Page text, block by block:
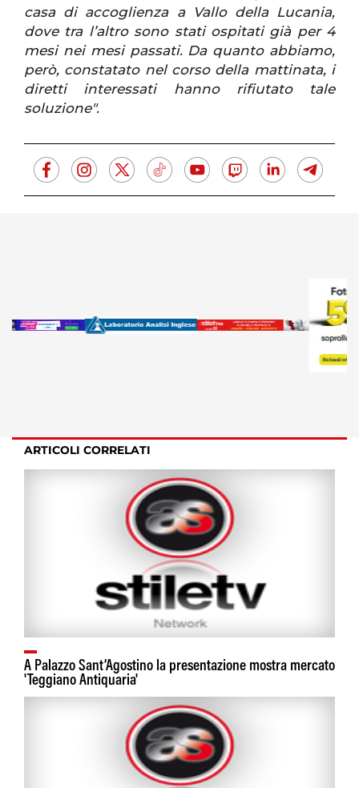
casa di accoglienza a Vallo della Lucania,
dove tra l’altro sono stati ospitati già per 4
mesi nei mesi passati. Da quanto abbiamo,
però, constatato nel corso della mattinata, i
diretti interessati hanno rifiutato tale
soluzione".
ARTICOLI CORRELATI
A Palazzo Sant’Agostino la presentazione mostra mercato
'Teggiano Antiquaria'